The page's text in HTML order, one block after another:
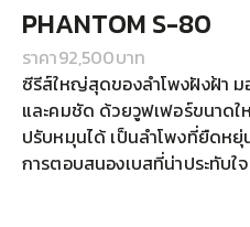
PHANTOM S-80
ราคา92,500บาท
ซีรีส์ใหญ่สุดของลำโพงฝังฝ้า ม
และคมชัด ด้วยวูฟเฟอร์ขนาด
ปรับหมุนได้ เป็นลำโพงที่ยืดห
การตอบสนองเบสที่น่าประทับใจ